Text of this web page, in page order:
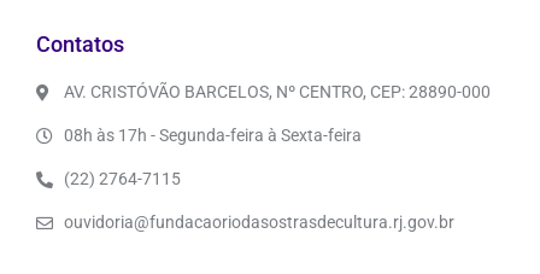
Contatos
AV. CRISTÓVÃO BARCELOS, Nº CENTRO, CEP: 28890-000
08h às 17h - Segunda-feira à Sexta-feira
(22) 2764-7115
ouvidoria@fundacaoriodasostrasdecultura.rj.gov.br